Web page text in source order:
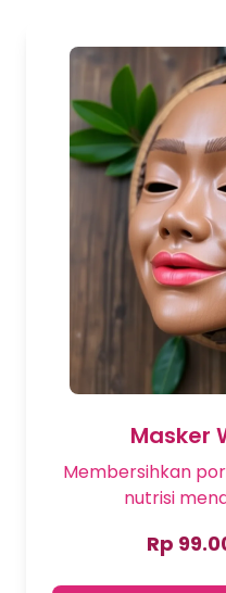
Masker
Membersihkan
nutrisi
Rp